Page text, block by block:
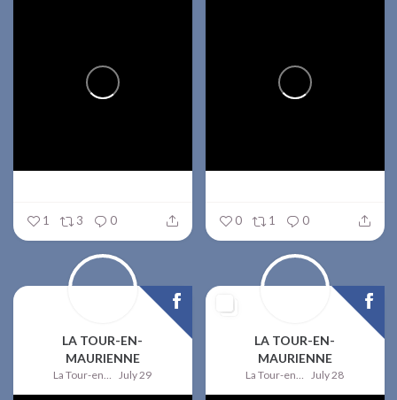
1 3 0 0 1 0
LA TOUR-EN-
MAURIENNE
La Tour-en-Maurienne July 29
LA TOUR-EN-
MAURIENNE
La Tour-en-Maurienne July 28